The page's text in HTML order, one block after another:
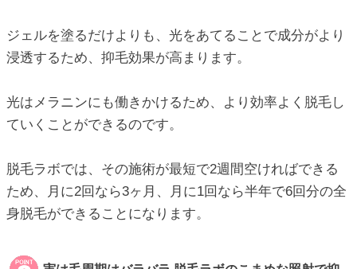
ジェルを塗るだけよりも、光をあてることで成分がより
浸透するため、抑毛効果が高まります。
光はメラニンにも働きかけるため、より効率よく脱毛し
ていくことができるのです。
脱毛ラボでは、その施術が最短で2週間空ければできる
ため、月に2回なら3ヶ月、月に1回なら半年で6回分の全
身脱毛ができることになります。